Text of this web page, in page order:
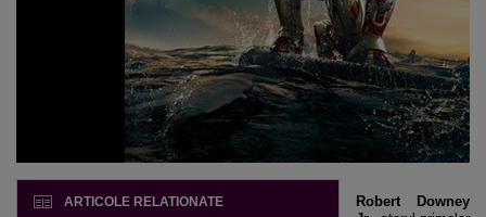
ARTICOLE RELATIONATE
Robert Downey